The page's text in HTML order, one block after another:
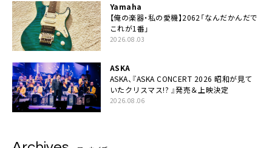
Yamaha
【俺の楽器・私の愛機】2062「なんだかんだで
これが1番」
2026.08.03
ASKA
ASKA、『ASKA CONCERT 2026 昭和が見て
いたクリスマス!? 』発売＆上映決定
2026.08.06